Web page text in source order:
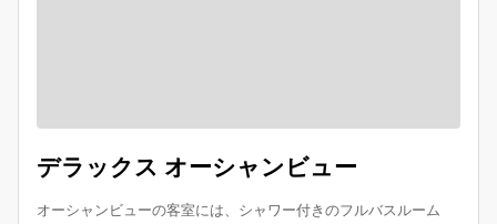
デラックス オーシャンビュー
オーシャンビューの客室には、シャワー付きのフルバスルーム